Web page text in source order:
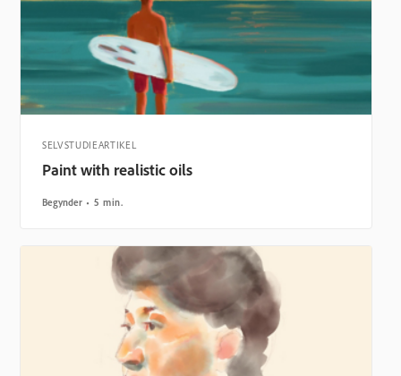
SELVSTUDIEARTIKEL
Paint with realistic oils
Begynder 5 min.